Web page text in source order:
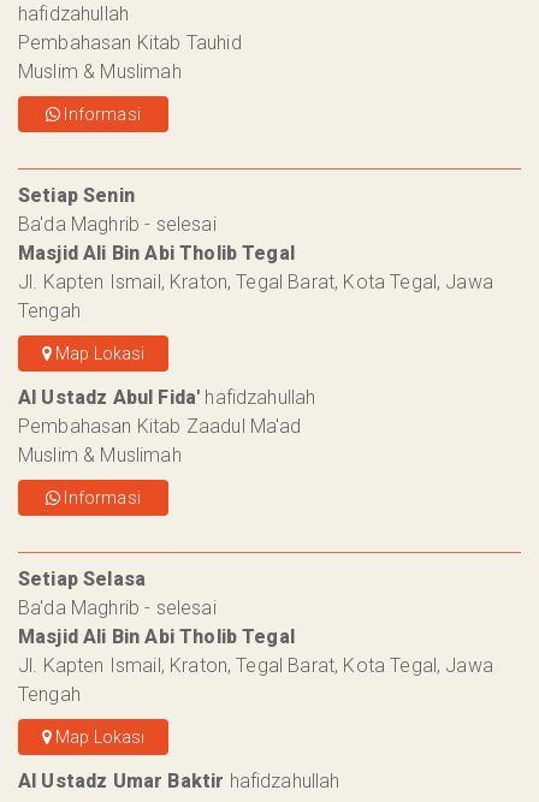
hafidzahullah
Pembahasan Kitab Tauhid
Muslim & Muslimah
Informasi
Setiap Senin
Ba'da Maghrib - selesai
Masjid Ali Bin Abi Tholib Tegal
Jl. Kapten Ismail, Kraton, Tegal Barat, Kota Tegal, Jawa
Tengah
Map Lokasi
Al Ustadz Abul Fida' hafidzahullah
Pembahasan Kitab Zaadul Ma'ad
Muslim & Muslimah
Informasi
Setiap Selasa
Ba'da Maghrib - selesai
Masjid Ali Bin Abi Tholib Tegal
Jl. Kapten Ismail, Kraton, Tegal Barat, Kota Tegal, Jawa
Tengah
Map Lokasi
Al Ustadz Umar Baktir hafidzahullah